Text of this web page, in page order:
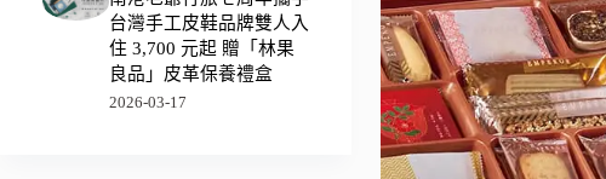
台灣手工皮鞋品牌雙人入
住 3,700 元起 贈「林果
良品」皮革保養禮盒
2026-03-17